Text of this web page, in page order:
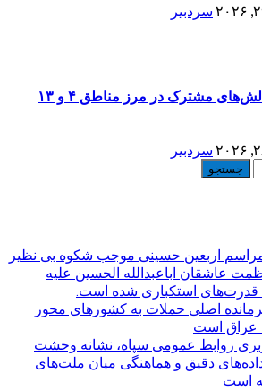
سردبیر
هم افزایی برای رفع چالش‌های مشترک در مرز مناطق ۴ و ۱۳
سردبیر
اربعین حسینی موجب شکوه بی نظیر
عاشقان اباعبدالله الحسین علیه
قدرت‌های استکباری شده است.
فرمانده اصلی حملات به کشورهای محور
عراق است
روابط عمومی سپاه، نشانه‌ وحشت
داده‌های دقیق و هماهنگی میان ملت‌های
است